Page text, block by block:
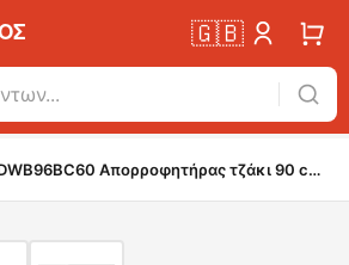
🇬🇧
Bosch DWB96BC60 Απορροφητήρας τζάκι 90 cm Μαύρο